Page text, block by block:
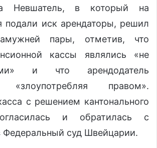
Невшатель, в который на
подали иск арендаторы, решил
пары, отметив, что
кассы являлись «не
и что арендодатель
«злоупотребляя правом».
с решением кантонального
и обратилась с
Федеральный суд Швейцарии.